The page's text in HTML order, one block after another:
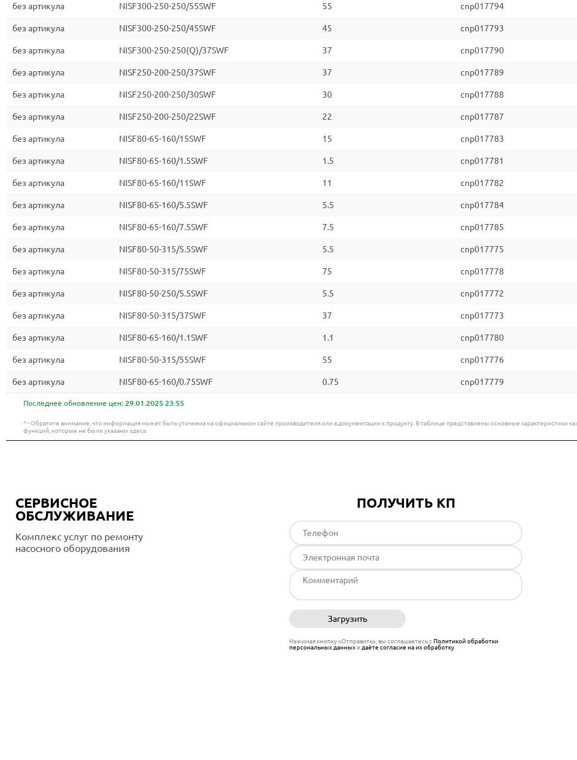
без артикула NISF300-250-250/55SWF 55 cnp017794
без артикула NISF300-250-250/45SWF 45 cnp017793
без артикула NISF300-250-250(Q)/37SWF 37 cnp017790
без артикула NISF250-200-250/37SWF 37 cnp017789
без артикула NISF250-200-250/30SWF 30 cnp017788
без артикула NISF250-200-250/22SWF 22 cnp017787
без артикула NISF80-65-160/15SWF 15 cnp017783
без артикула NISF80-65-160/1.5SWF 1.5 cnp017781
без артикула NISF80-65-160/11SWF 11 cnp017782
без артикула NISF80-65-160/5.5SWF 5.5 cnp017784
без артикула NISF80-65-160/7.5SWF 7.5 cnp017785
без артикула NISF80-50-315/5.5SWF 5.5 cnp017775
без артикула NISF80-50-315/75SWF 75 cnp017778
без артикула NISF80-50-250/5.5SWF 5.5 cnp017772
без артикула NISF80-50-315/37SWF 37 cnp017773
без артикула NISF80-65-160/1.1SWF 1.1 cnp017780
без артикула NISF80-50-315/55SWF 55 cnp017776
без артикула NISF80-65-160/0.75SWF 0.75 cnp017779
Последнее обновление цен: 29.01.2025 23:55
* - Обратите внимание, что информация может быть уточнена на официальном сайте производителя или в документации к продукту. В таблице представлены основные
функций, которые не были указаны здесь
СЕРВИСНОЕ
ОБСЛУЖИВАНИЕ
Комплекс услуг по ремонту
насосного оборудования
ПОЛУЧИТЬ КП
Загрузить
Нажимая кнопку «Отправить», вы соглашаетесь сПолитикой обработки
персональных данныхи даёте согласие на их обработку